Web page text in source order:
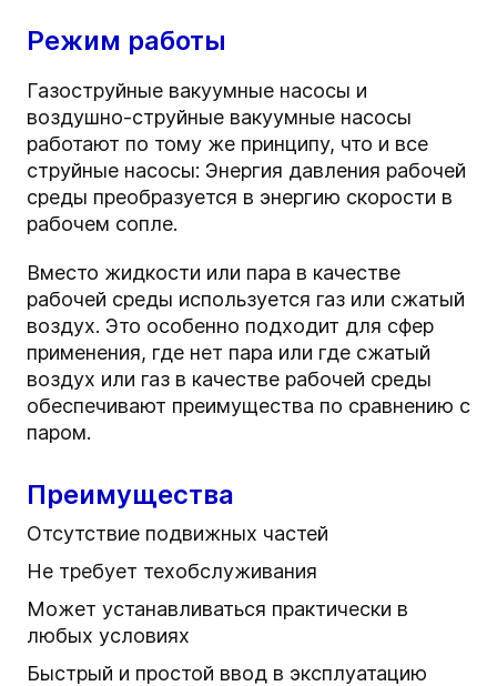
Режим работы
Газоструйные вакуумные насосы и
воздушно-струйные вакуумные насосы
работают по тому же принципу, что и все
струйные насосы: Энергия давления рабочей
среды преобразуется в энергию скорости в
рабочем сопле.
Вместо жидкости или пара в качестве
рабочей среды используется газ или сжатый
воздух. Это особенно подходит для сфер
применения, где нет пара или где сжатый
воздух или газ в качестве рабочей среды
обеспечивают преимущества по сравнению с
паром.
Преимущества
Отсутствие подвижных частей
Не требует техобслуживания
Может устанавливаться практически в
любых условиях
Быстрый и простой ввод в эксплуатацию